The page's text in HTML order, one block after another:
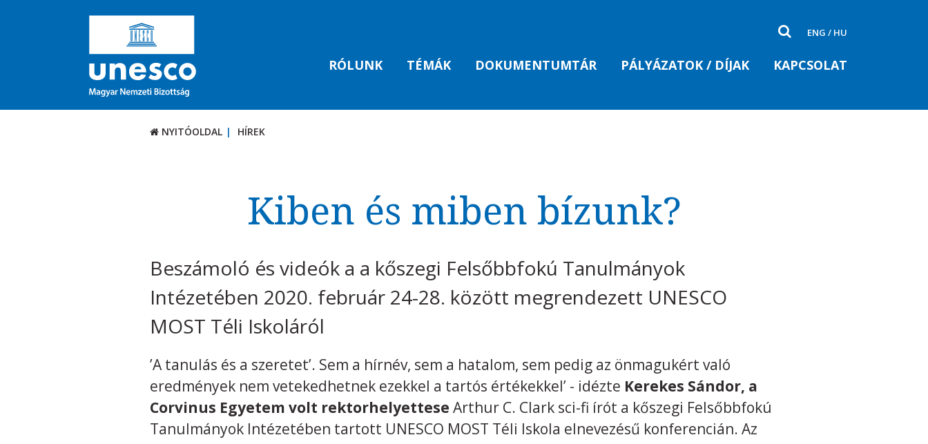
ENG / HU
RÓLUNK TÉMÁK DOKUMENTUMTÁR PÁLYÁZATOK / DÍJAK KAPCSOLAT
NYITÓOLDAL HÍREK
Kiben és miben bízunk?
Beszámoló és videók a a kőszegi Felsőbbfokú Tanulmányok
Intézetében 2020. február 24-28. között megrendezett UNESCO
MOST Téli Iskoláról
’A tanulás és a szeretet’. Sem a hírnév, sem a hatalom, sem pedig az önmagukért való
eredmények nem vetekedhetnek ezekkel a tartós értékekkel’ - idézte Kerekes Sándor, a
Corvinus Egyetem volt rektorhelyettese Arthur C. Clark sci-fi írót a kőszegi Felsőbbfokú
Tanulmányok Intézetében tartott UNESCO MOST Téli Iskola elnevezésű konferencián. Az